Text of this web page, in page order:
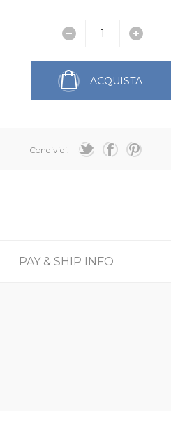
ACQUISTA
Condividi:
PAY & SHIP INFO